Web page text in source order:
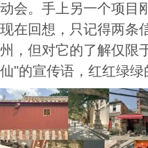
动会。手上另一个项目
现在回想，只记得两条
州，但对它的了解仅
仙"的宣传语，红红绿